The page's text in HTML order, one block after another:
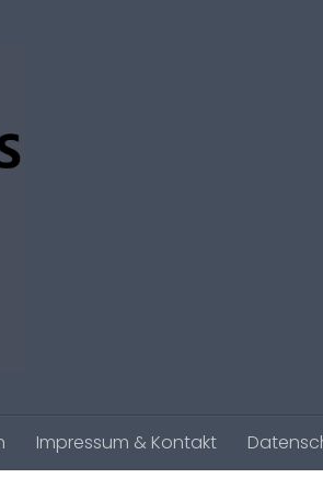
Impressum & Kontakt